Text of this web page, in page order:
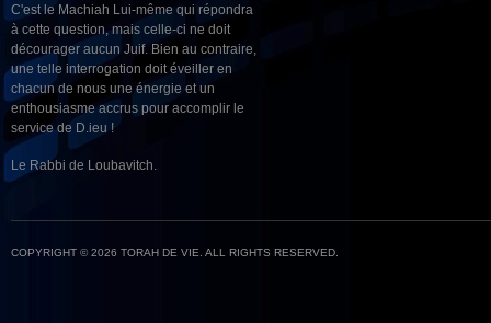
C'est le Machiah Lui-même qui répondra
à cette question, mais celle-ci ne doit
décourager aucun Juif. Bien au contraire,
une telle interrogation doit éveiller en
chacun de nous une énergie et un
enthousiasme accrus pour accomplir le
service de D.ieu !
Le Rabbi de Loubavitch.
COPYRIGHT © 2026 TORAH DE VIE. ALL RIGHTS RESERVED.